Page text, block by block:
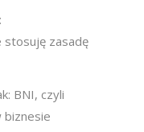
stosuję zasadę
BNI, czyli
biznesie